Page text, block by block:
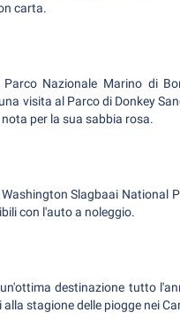
carta.
Nazionale Marino di
visita al Parco di Donkey
per la sua sabbia rosa.
Slagbaai National
con l'auto a noleggio.
destinazione tutto
stagione delle piogge nei